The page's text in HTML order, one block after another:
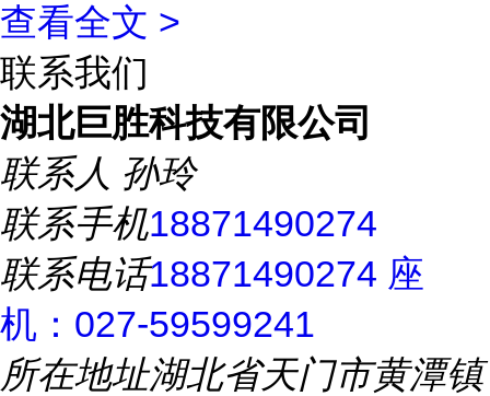
查看全文 >
联系我们
湖北巨胜科技有限公司
联系人 孙玲
联系手机18871490274
联系电话18871490274 座
机：027-59599241
所在地址湖北省天门市黄潭镇